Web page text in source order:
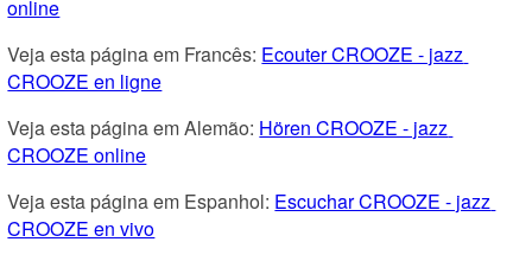
online
Veja esta página em Francês: Ecouter CROOZE - jazz
CROOZE en ligne
Veja esta página em Alemão: Hören CROOZE - jazz
CROOZE online
Veja esta página em Espanhol: Escuchar CROOZE - jazz
CROOZE en vivo